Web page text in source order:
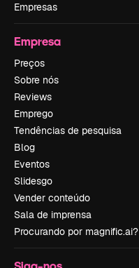
Empresas
Empresa
Preços
Sobre nós
Reviews
Emprego
Tendências de pesquisa
Blog
Eventos
Slidesgo
Vender conteúdo
Sala de imprensa
Procurando por magnific.ai?